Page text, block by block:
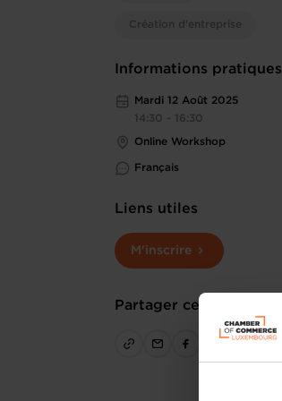
Création d'entreprise
Informations pratiques
Mardi 12 Août 2025
14:30 - 16:30
Online Workshop
Français
Liens utiles
M'inscrire
Partager cet article